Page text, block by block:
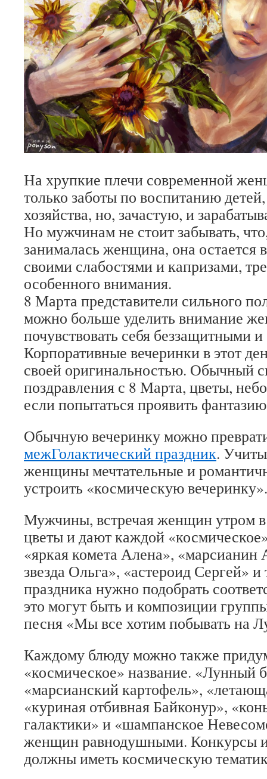
На хрупкие плечи современной
только заботы по воспитанию
хозяйства, но, зачастую, и
Но мужчинам не стоит забывать,
занималась женщина, она
своими слабостями и капризами,
особенного внимания.
8 Марта представители сильного
можно больше уделить внимание
почувствовать себя беззащитными
Корпоративные вечеринки в этот
своей оригинальностью. Обычный
поздравления с 8 Марта, цветы,
если попытаться проявить
Обычную вечеринку можно
межГолактический праздник.
женщины мечтательные и
устроить «космическую вечеринку».
Мужчины, встречая женщин утром
цветы и дают каждой
«яркая комета Алена», «марсианин
звезда Ольга», «астероид Сергей» и
праздника нужно подобрать
это могут быть и композиции
песня «Мы все хотим побывать на
Каждому блюду можно также
«космическое» название. «Лунный
«марсианский картофель»,
«куриная отбивная Байконур»,
галактики» и «шампанское
женщин равнодушными. Конкурсы
должны иметь космическую